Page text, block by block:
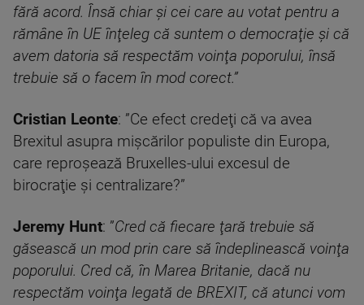
fără acord. Însă chiar şi cei care au votat pentru a
rămâne în UE înţeleg că suntem o democraţie şi că
avem datoria să respectăm voinţa poporului, însă
trebuie să o facem în mod corect.”
Cristian Leonte: ”Ce efect credeţi că va avea
Brexitul asupra mişcărilor populiste din Europa,
care reproşează Bruxelles-ului excesul de
birocraţie şi centralizare?”
Jeremy Hunt: ”Cred că fiecare ţară trebuie să
găsească un mod prin care să îndeplinească voinţa
poporului. Cred că, în Marea Britanie, dacă nu
respectăm voinţa legată de BREXIT, că atunci vom